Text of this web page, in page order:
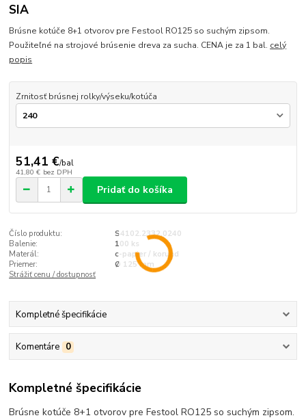
SIA
Brúsne kotúče 8+1 otvorov pre Festool RO125 so suchým zipsom.
Použiteľné na strojové brúsenie dreva za sucha. CENA je za 1 bal. celý
popis
Zrnitosť brúsnej rolky/výseku/kotúča
51,41 €/bal
41,80 € bez DPH
Pridať do košíka
Číslo produktu:
S4102.2332.0240
Balenie:
100 ks
Materál:
c-papier / korund
Priemer:
Ø 125 mm
Strážiť cenu / dostupnosť
Kompletné špecifikácie
Komentáre 0
Kompletné špecifikácie
Brúsne kotúče 8+1 otvorov pre Festool RO125 so suchým zipsom.